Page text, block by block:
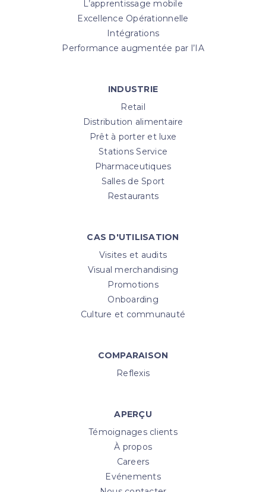
L’apprentissage mobile
Excellence Opérationnelle
Intégrations
Performance augmentée par l’IA
INDUSTRIE
Retail
Distribution alimentaire
Prêt à porter et luxe
Stations Service
Pharmaceutiques
Salles de Sport
Restaurants
CAS D'UTILISATION
Visites et audits
Visual merchandising
Promotions
Onboarding
Culture et communauté
COMPARAISON
Reflexis
APERÇU
Témoignages clients
À propos
Careers
Evénements